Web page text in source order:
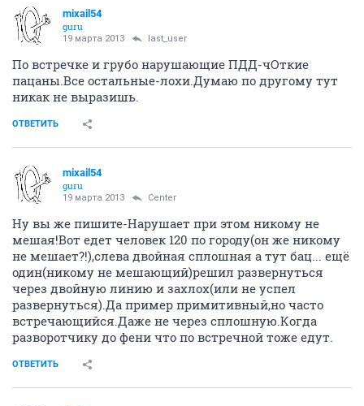
mixail54
guru
19 марта 2013 last_user
По встречке и грубо нарушающие ПДД-чОткие
пацаны.Все остальные-лохи.Думаю по другому тут
никак не выразишь.
ОТВЕТИТЬ
mixail54
guru
19 марта 2013 Center
Ну вы же пишите-Нарушает при этом никому не
мешая!Вот едет человек 120 по городу(он же никому
не мешает?!),слева двойная сплошная а тут бац... ещё
один(никому не мешающий)решил развернуться
через двойную линию и захлох(или не успел
развернуться).Да пример примитивный,но часто
встречающийся.Даже не через сплошную.Когда
разворотчику до фени что по встречной тоже едут.
ОТВЕТИТЬ